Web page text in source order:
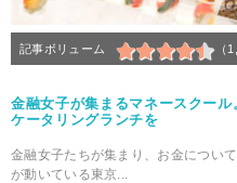
記事ボリューム （
金融女子が集まるマネースクー
ケータリングランチを
金融女子たちが集まり、お金につい
が動いている東京...